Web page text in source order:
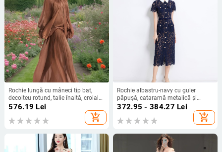
Rochie lungă cu mâneci tip bat,
decolteu rotund, talie înaltă, croială
A-line, fermoar
576.19 Lei
add_shopping_cart
Rochie albastru-navy cu guler
păpușă, cataramă metalică și
dantelă franțuzească hidrosolubilă,
stil sofisticat pentru doamne, rochie
de lungime medie
372.95 - 384.27 Lei
add_shopping_cart